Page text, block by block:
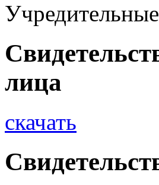
лица
скачать